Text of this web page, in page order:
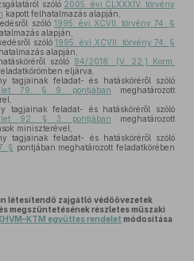
szóló 2005. évi CLXXXIV. törvény
kapott felhatalmazás alapján,
szóló 1995. évi XCVII. törvény 74. §
alapján,
szóló1995. évi XCVII. törvény 74. §
alapján,
szóló 94/2018. (V. 22.) Korm.
eljárva,
tagjainak feladat- és hatásköréről szóló
79. § 9. pontjában meghatározott
tagjainak feladat- és hatásköréről szóló
92. § 3. pontjában meghatározott
miniszterével,
tagjainak feladat- és hatásköréről szóló
§ pontjában meghatározott feladatkörében
létesítendő zajgátló védőövezetek
megszüntetésének részletes műszaki
KHVM–KTM együttes rendelet módosítása